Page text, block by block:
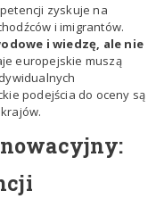
zyskuje na
i imigrantów.
i wiedzę, ale nie
europejskie muszą
podejścia do oceny są